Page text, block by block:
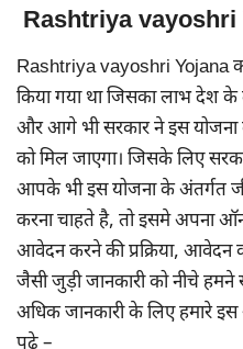
Rashtriya vayoshri
Rashtriya vayoshri Yojana
किया गया था जिसका लाभ देश के
और आगे भी सरकार ने इस योजना
को मिल जाएगा। जिसके लिए
आपके भी इस योजना के अंतर्गत
करना चाहते है, तो इसमे अपना
आवेदन करने की प्रक्रिया, आवेदन
जैसी जुड़ी जानकारी को नीचे
अधिक जानकारी के लिए हमारे